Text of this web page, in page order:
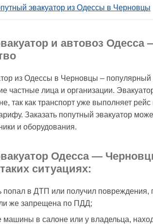
эвакуатор из Одессы в Черновцы
и автовоз
из Одессы в Черновцы –
частные лица и организации.
так как транспорт уже выполняет
Заказать попутный эвакуатор
и оборудования.
Одесса —
ситуациях:
попал в ДТП или получил повреждения,
же запрещена по ПДД;
машины в салоне или у владельца,